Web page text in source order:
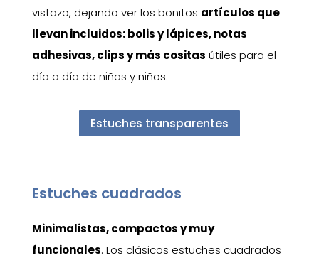
vistazo, dejando ver los bonitos artículos que
llevan incluidos: bolis y lápices, notas
adhesivas, clips y más cositas útiles para el
día a día de niñas y niños.
Estuches transparentes
Estuches cuadrados
Minimalistas, compactos y muy
funcionales. Los clásicos estuches cuadrados